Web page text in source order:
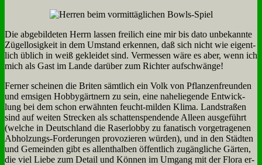
Die ab­ge­bil­de­ten Herrn las­sen frei­lich ei­ne mir bis da­to un­be­kann­te
Zü­gel­lo­sig­keit in dem Um­stand er­ken­nen, daß sich nicht wie ei­gent­
lich üb­lich in weiß ge­klei­det sind. Ver­mes­sen wä­re es aber, wenn ich
mich als Gast im Lan­de dar­über zum Rich­ter auf­schwän­ge!
Fer­ner schei­nen die Bri­ten sämt­lich ein Volk von Pflan­zen­freun­den
und em­si­gen Hob­by­gärt­nern zu sein, ei­ne na­he­lie­gen­de Ent­wick­
lung bei dem schon er­wähn­ten feucht-mil­den Kli­ma. Land­stra­ßen
sind auf wei­ten Strecken als schat­ten­spen­den­de Al­leen aus­ge­führt
(wel­che in Deutsch­land die Ra­ser­lob­by zu fa­na­tisch vor­ge­tra­ge­nen
Ab­hol­zungs-For­de­run­gen pro­vo­zie­ren wür­den), und in den Städ­ten
und Ge­mein­den gibt es al­lent­hal­ben öf­fent­lich zu­gäng­li­che Gär­ten,
die viel Lie­be zum De­tail und Kön­nen im Um­gang mit der Flo­ra er­